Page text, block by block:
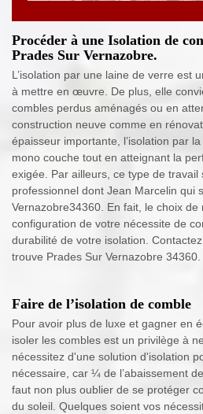
Procéder à une Isolation de
Prades Sur Vernazobre.
L’isolation par une laine de verre est
à mettre en œuvre. De plus, elle
combles perdus aménagés ou en
construction neuve comme en
épaisseur importante, l’isolation par
mono couche tout en atteignant la
exigée. Par ailleurs, ce type de travail
professionnel dont Jean Marcelin qui
Vernazobre34360. En fait, le choix de
configuration de votre nécessite de
durabilité de votre isolation.
trouve Prades Sur Vernazobre 34360.
Faire de l’isolation de comble
Pour avoir plus de luxe et gagner en
isoler les combles est un privilège à
nécessitez d'une solution d'isolation
nécessaire, car ¼ de l’abaissement
faut non plus oublier de se protéger
du soleil. Quelques soient vos